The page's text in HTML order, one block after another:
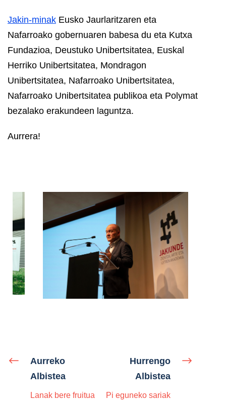
Jakin-minak Eusko Jaurlaritzaren eta
Nafarroako gobernuaren babesa du eta Kutxa
Fundazioa, Deustuko Unibertsitatea, Euskal
Herriko Unibertsitatea, Mondragon
Unibertsitatea, Nafarroako Unibertsitatea,
Nafarroako Unibertsitatea publikoa eta Polymat
bezalako erakundeen laguntza.
Aurrera!
Aurreko
Albistea
Lanak bere fruitua
Hurrengo
Albistea
Pi eguneko sariak